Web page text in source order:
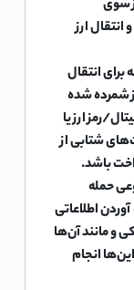
سوی
ارز
برای انتقال
شمرده شده
رمز ارز یا
شتابی از
باشد.
حمله
اطلاعاتی
و مانند آن‌ها
انجام